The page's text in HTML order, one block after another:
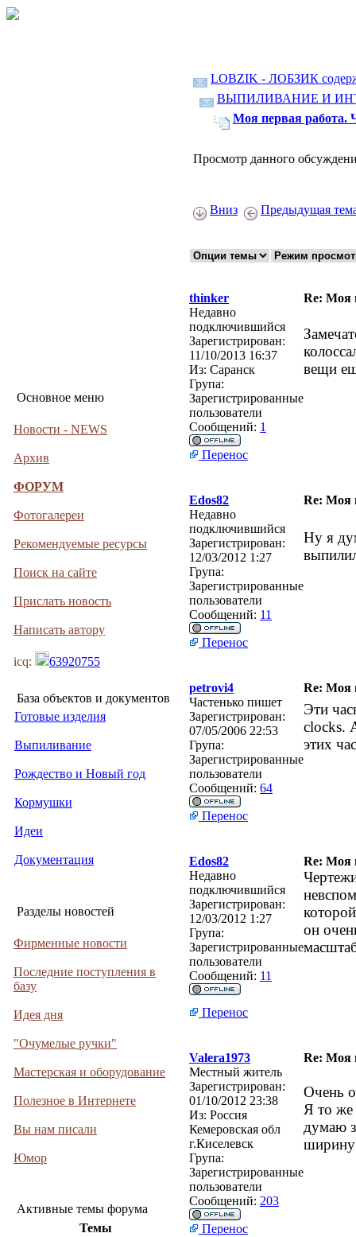
Основное меню
Новости - NEWS
Архив
ФОРУМ
Фотогалереи
Рекомендуемые ресурсы
Поиск на сайте
Прислать новость
Написать автору
icq: 63920755
База объектов и документов
Готовые изделия
Выпиливание
Рождество и Новый год
Кормушки
Идеи
Документация
Разделы новостей
Фирменные новости
Последние поступления в
базу
Идея дня
"Очумелые ручки"
Мастерская и оборудование
Полезное в Интернете
Вы нам писали
Юмор
Активные темы форума
Темы
LOBZIK - ЛОБЗИК
ВЫПИЛИВАНИЕ И
Моя первая
Просмотр данного
Вниз Предыдущая
thinker
Re: Моя
Недавно
подключившийся
Зарегистрирован:
11/10/2013 16:37
Из: Саранск
Група:
Зарегистрированные
пользователи
Сообщений: 1
вещи
Перенос
Edos82
Re: Моя
Недавно
подключившийся
Зарегистрирован:
12/03/2012 1:27
Група:
Зарегистрированные
пользователи
Сообщений: 11
Ну я
Перенос
petrovi4
Re: Моя
Частенько пишет
Зарегистрирован:
07/05/2006 22:53
Група:
Зарегистрированные
пользователи
Сообщений: 64
Эти
clocks.
этих
Перенос
Edos82
Re: Моя
Недавно
подключившийся
Зарегистрирован:
12/03/2012 1:27
Група:
Зарегистрированные
пользователи
Сообщений: 11
он
Перенос
Valera1973
Re: Моя
Местный житель
Зарегистрирован:
01/10/2012 23:38
Из: Россия
Кемеровская обл
г.Киселевск
Група:
Зарегистрированные
пользователи
Сообщений: 203
Очень
Я то же
думаю
ширину
Перенос